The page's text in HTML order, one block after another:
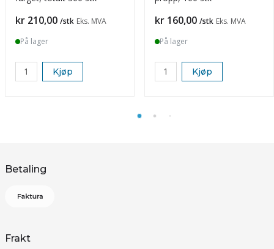
Pris
kr 210,00 /stk Eks. MVA
På lager
Kjøp
Pris
kr 160,00 /stk Eks. MVA
På lager
Kjøp
Betaling
Frakt